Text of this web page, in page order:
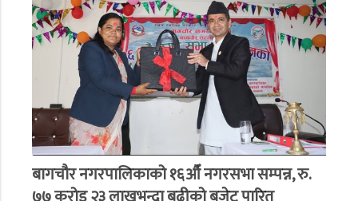
बागचौर नगरपालिकाको १६औँ नगरसभा सम्पन्न, रु.